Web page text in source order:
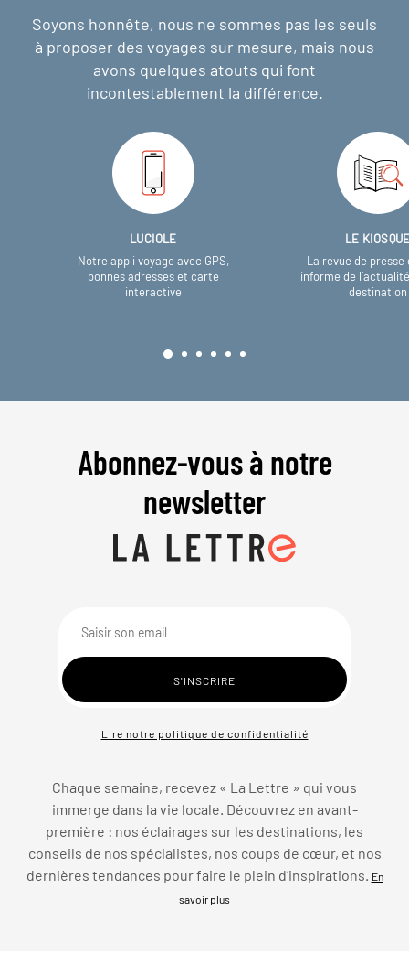
Soyons honnête, nous ne sommes pas les seuls
à proposer des voyages sur mesure, mais nous
avons quelques atouts qui font
incontestablement la différence.
LUCIOLE
Notre appli voyage avec GPS,
bonnes adresses et carte
interactive
LE
La revue de presse
informe de
destination
Abonnez-vous à notre
newsletter
Lire notre politique de confidentialité
Chaque semaine, recevez « La Lettre » qui vous
immerge dans la vie locale. Découvrez en avant-
première : nos éclairages sur les destinations, les
conseils de nos spécialistes, nos coups de cœur, et nos
dernières tendances pour faire le plein d’inspirations.
En
savoir plus